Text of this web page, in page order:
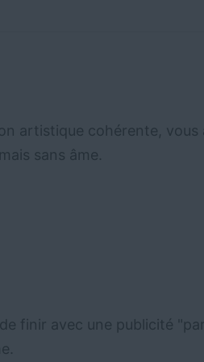
artistique cohérente, vous
sans âme.
finir avec une publicité